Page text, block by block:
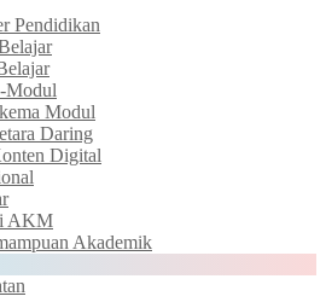
Pendidikan
Modul
Modul
Daring
Digital
AKM
Akademik